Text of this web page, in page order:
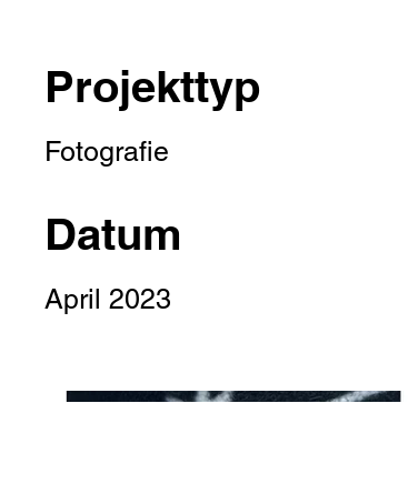
Projekttyp
Fotografie
Datum
April 2023